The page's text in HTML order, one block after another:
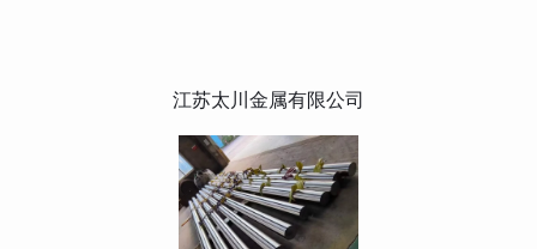
江苏太川金属有限公司